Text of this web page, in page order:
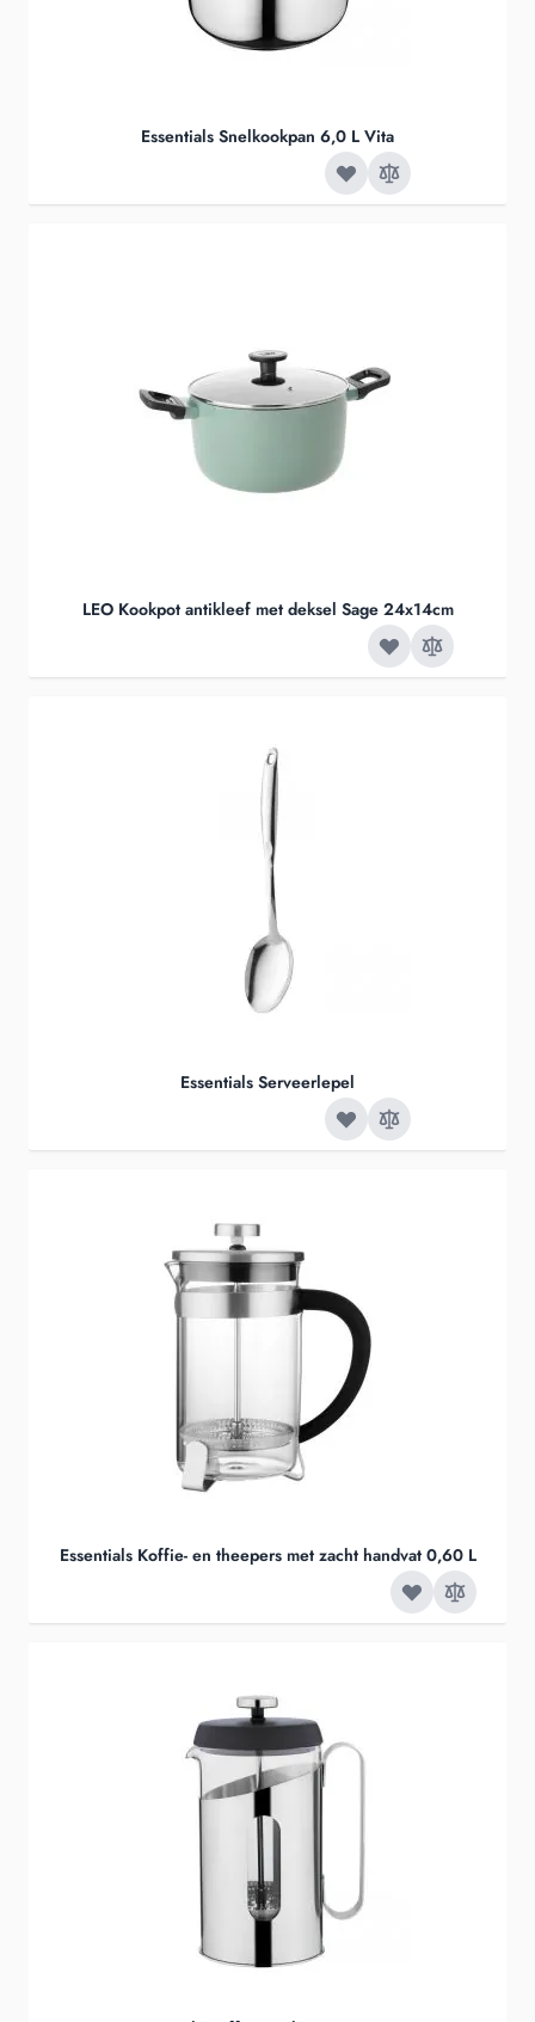
Essentials Snelkookpan 6,0 L Vita
LEO Kookpot antikleef met deksel Sage 24x14cm
Essentials Serveerlepel
Essentials Koffie- en theepers met zacht handvat 0,60 L